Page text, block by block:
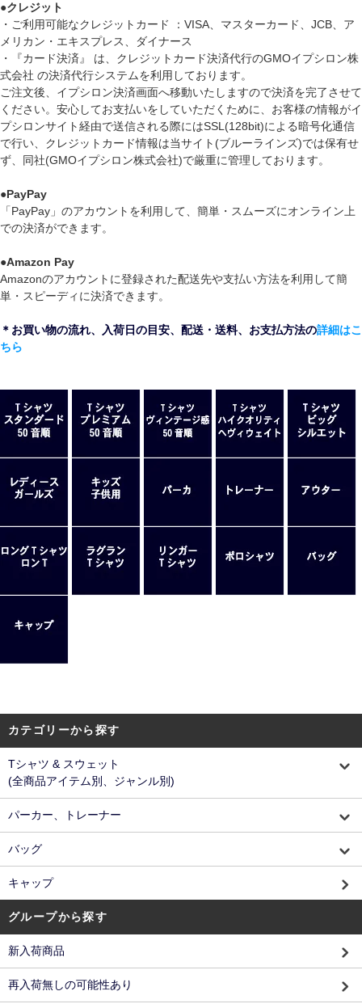
●クレジット
・ご利用可能なクレジットカード ：VISA、マスターカード、JCB、ア
メリカン・エキスプレス、ダイナース
・『カード決済』 は、クレジットカード決済代行のGMOイプシロン株
式会社 の決済代行システムを利用しております。
ご注文後、イプシロン決済画面へ移動いたしますので決済を完了させて
ください。安心してお支払いをしていただくために、お客様の情報がイ
プシロンサイト経由で送信される際にはSSL(128bit)による暗号化通信
で行い、クレジットカード情報は当サイト(ブルーラインズ)では保有せ
ず、同社(GMOイプシロン株式会社)で厳重に管理しております。
●PayPay
「PayPay」のアカウントを利用して、簡単・スムーズにオンライン上
での決済ができます。
●Amazon Pay
Amazonのアカウントに登録された配送先や支払い方法を利用して簡
単・スピーディに決済できます。
＊お買い物の流れ、入荷日の目安、配送・送料、お支払方法の詳細はこ
ちら
カテゴリーから探す
Tシャツ & スウェット
(全商品アイテム別、ジャンル別)
パーカー、トレーナー
バッグ
キャップ
グループから探す
新入荷商品
再入荷無しの可能性あり